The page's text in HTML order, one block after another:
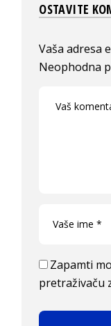
OSTAVITE
Vaša adresa
Neophodna
Zapamti
pretraživaču